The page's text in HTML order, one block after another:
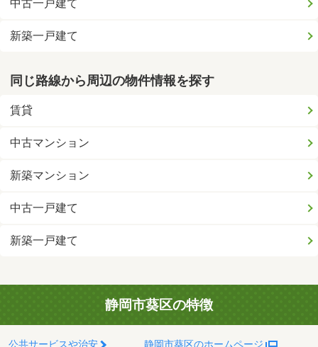
中古一戸建て
新築一戸建て
同じ路線から周辺の物件情報を探す
賃貸
中古マンション
新築マンション
中古一戸建て
新築一戸建て
静岡市葵区の特徴
公共サービスや治安 静岡市葵区のホームページ